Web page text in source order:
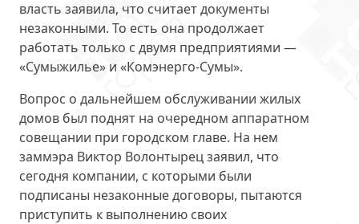
власть заявила, что считает документы
незаконными. То есть она продолжает
работать только с двумя предприятиями —
«Сумыжилье» и «Комэнерго-Сумы».
Вопрос о дальнейшем обслуживании жилых
домов был поднят на очередном аппаратном
совещании при городском главе. На нем
заммэра Виктор Волонтырец заявил, что
сегодня компании, с которыми были
подписаны незаконные договоры, пытаются
приступить к выполнению своих